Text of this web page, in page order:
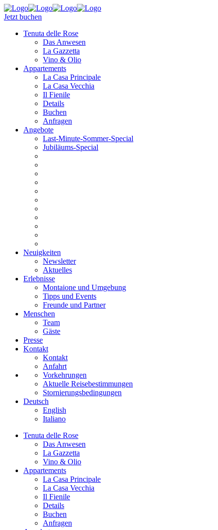
Jetzt buchen
Tenuta delle Rose
Das Anwesen
La Gazzetta
Vino & Olio
Appartements
La Casa Principale
La Casa Vecchia
Il Fienile
Details
Buchen
Anfragen
Angebote
Last-Minute-Sommer-Special
Jubiläums-Special
Neuigkeiten
Newsletter
Aktuelles
Erlebnisse
Montaione und Umgebung
Tipps und Events
Freunde und Partner
Menschen
Team
Gäste
Presse
Kontakt
Kontakt
Anfahrt
Vorkehrungen
Aktuelle Reisebestimmungen
Stornierungsbedingungen
Deutsch
English
Italiano
Tenuta delle Rose
Das Anwesen
La Gazzetta
Vino & Olio
Appartements
La Casa Principale
La Casa Vecchia
Il Fienile
Details
Buchen
Anfragen